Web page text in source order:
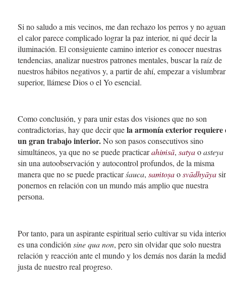
Si no saludo a mis vecinos, me dan rechazo los perros y no
el calor parece complicado lograr la paz interior, ni qué decir la
iluminación. El consiguiente camino interior es conocer nuestras
tendencias, analizar nuestros patrones mentales, buscar la raíz de
nuestros hábitos negativos y, a partir de ahí, empezar a
superior, llámese Dios o el Yo esencial.
Como conclusión, y para unir estas dos visiones que no son
contradictorias, hay que decir quela armonía exterior requiere
un gran trabajo interior.No son pasos consecutivos sino
simultáneos, ya que no se puede practicarahiṁsā, satyaoasteya
sin una autoobservación y autocontrol profundos, de la misma
manera que no se puede practicarśauca, saṁtoṣaosvādhyāya
ponernos en relación con un mundo más amplio que nuestra
persona.
Por tanto, para un aspirante espiritual serio cultivar su vida
es una condición sine qua non, pero sin olvidar que solo nuestra
relación y reacción ante el mundo y los demás nos darán la
justa de nuestro real progreso.